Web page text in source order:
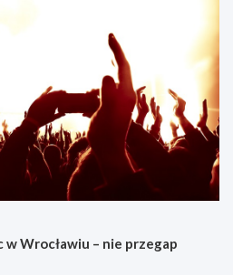
Wrocławiu – nie przegap